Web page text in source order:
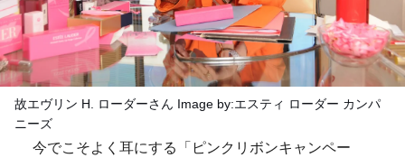
故エヴリン H. ローダーさん Image by:エスティ ローダー カンパ
ニーズ
今でこそよく耳にする「ピンクリボンキャンペー